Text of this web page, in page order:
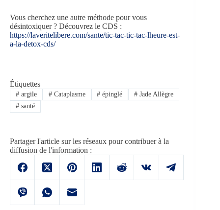
Vous cherchez une autre méthode pour vous
désintoxiquer ? Découvrez le CDS :
https://laveritelibere.com/sante/tic-tac-tic-tac-lheure-est-
a-la-detox-cds/
Étiquettes
#argile #Cataplasme # épinglé # Jade Allègre
#santé
Partager l'article sur les réseaux pour contribuer à la
diffusion de l'information :